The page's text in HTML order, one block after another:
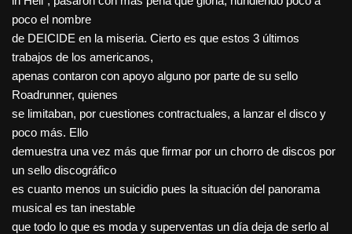
poco el nombre
de DEICIDE en la miseria. Cierto es que estos 3 últimos
trabajos de los americanos,
apenas contaron con apoyo alguno por parte de su sello
Roadrunner, quienes
se limitaban, por cuestiones contractuales, a lanzar el disco y
poco más. Ello
demuestra una vez más que firmar por un chorro de discos por
un sello discográfico
es cuanto menos un suicidio pues la situación del panorama
musical es tan inestable
que todo lo que es moda y superventas un día deja de serlo al